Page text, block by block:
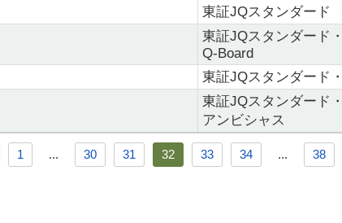
東証JQスタンダード
東証JQスタンダード
Q-Board
東証JQスタンダード
東証JQスタンダード
アンビシャス
1 ... 30 31 32 33 34 ... 38